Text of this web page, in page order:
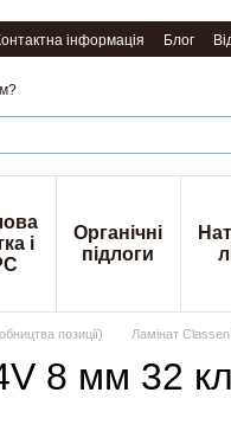
інформація Блог
і
Органічні
підлоги
позиції) Ламінат
8 мм 32